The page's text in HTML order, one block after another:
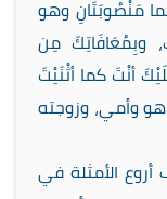
مَنْصُوبَتَانِ وهو
وبِمُعَافَاتِكَ مِن
أنْتَ كما أثْنَيْتَ
وأمي، وزوجته
الأمثلة في